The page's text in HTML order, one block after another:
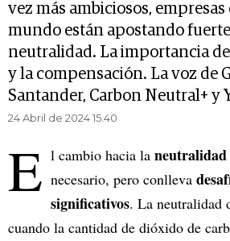
vez más ambiciosos, empresas
mundo están apostando
neutralidad. La importancia
y la compensación. La voz de
Santander, Carbon Neutral+ y
24 Abril de 2024 15.40
E l cambio hacia la neutralidad
necesario, pero conlleva
significativos. La neutralidad
cuando la cantidad de dióxido de